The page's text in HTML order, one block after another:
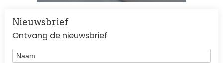
Nieuwsbrief
Ontvang de nieuwsbrief
Naam